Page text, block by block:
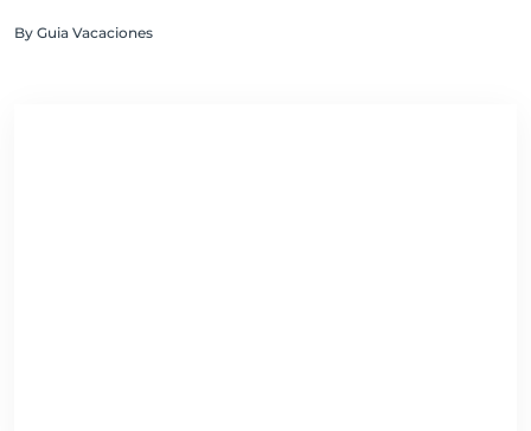
By Guia Vacaciones